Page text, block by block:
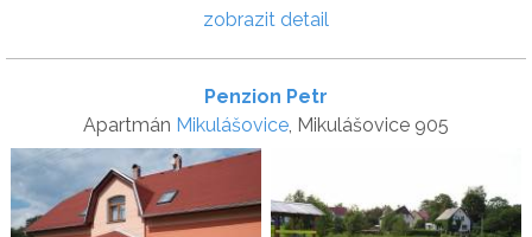
zobrazit detail
Penzion Petr
Apartmán Mikulášovice, Mikulášovice 905